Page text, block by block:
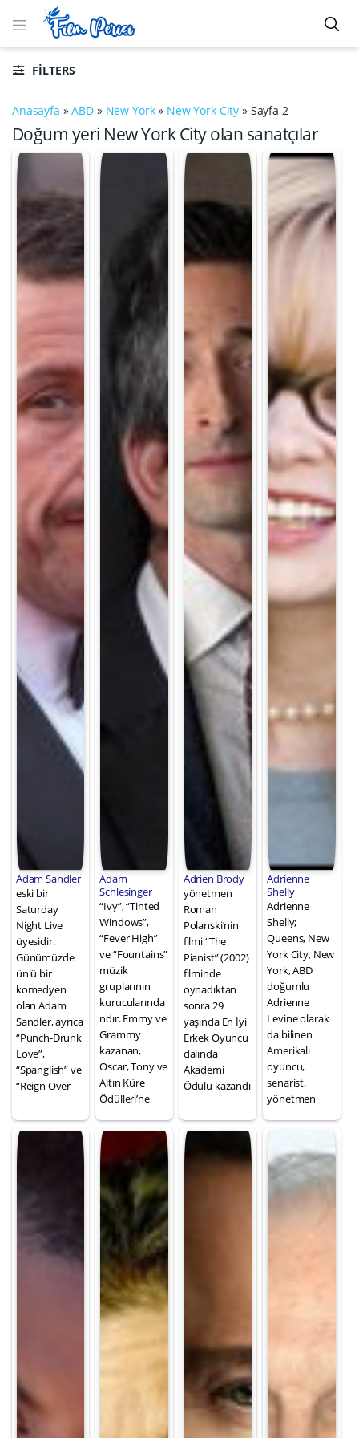
FILTERS
Anasayfa »ABD » New York» New York City » Sayfa 2
Doğum yeri New York City olan sanatçılar
Adam Sandler
eski bir
Saturday
Night Live
üyesidir.
Günümüzde
ünlü bir
komedyen
olan Adam
Sandler, ayrıca
“Punch-Drunk
Love”,
“Spanglish” ve
“Reign Over
Adam
Schlesinger
“Ivy”, “Tinted
Windows”,
“Fever High”
ve “Fountains”
müzik
gruplarının
kurucularında
ndır. Emmy ve
Grammy
kazanan,
Oscar, Tony ve
Altın Küre
Ödülleri’ne
Adrien Brody
yönetmen
Roman
Polanski’nin
filmi “The
Pianist” (2002)
filminde
oynadıktan
sonra 29
yaşında En İyi
Erkek Oyuncu
dalında
Akademi
Ödülü kazandı
Adrienne
Shelly
Adrienne
Shelly;
Queens, New
York City, New
York, ABD
doğumlu
Adrienne
Levine olarak
da bilinen
Amerikalı
oyuncu,
senarist,
yönetmen